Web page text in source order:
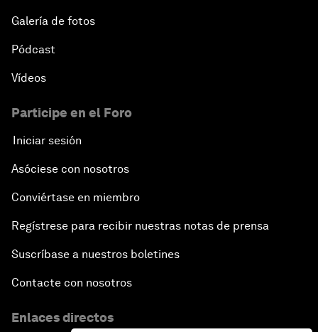
Galería de fotos
Pódcast
Vídeos
Participe en el Foro
Iniciar sesión
Asóciese con nosotros
Conviértase en miembro
Regístrese para recibir nuestras notas de prensa
Suscríbase a nuestros boletines
Contacte con nosotros
Enlaces directos